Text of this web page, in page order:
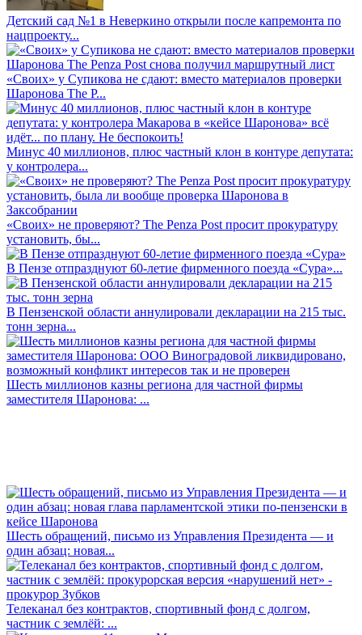
Детский сад №1 в Неверкино открыли после капремонта по
нацпроекту...
«Своих» у Супикова не сдают: вместо материалов проверки
Шаронова The P...
Минус 40 миллионов, плюс частный клон в контуре депутата:
у контролера...
«Своих» не проверяют? The Penza Post просит прокуратуру
установить, бы...
В Пензе отпразднуют 60-летие фирменного поезда «Сура»...
В Пензенской области аннулировали декларации на 215 тыс.
тонн зерна...
Шесть миллионов казны региона для частной фирмы
заместителя Шаронова: ...
Шесть обращений, письмо из Управления Президента — и
один абзац: новая...
Телеканал без контрактов, спортивный фонд с долгом,
частник с землёй: ...